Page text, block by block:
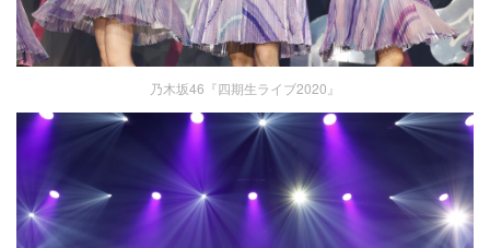
乃木坂46『四期生ライブ2020』